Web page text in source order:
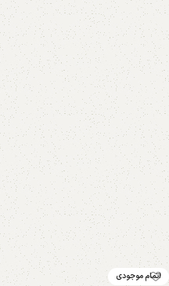
8 محصول
معمولی
79 محصول
اتمام موجودی